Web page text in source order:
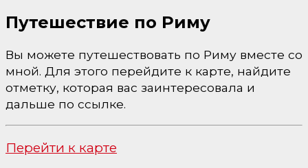
Путешествие по Риму
Вы можете путешествовать по Риму вместе со
мной. Для этого перейдите к карте, найдите
отметку, которая вас заинтересовала и
дальше по ссылке.
Перейти к карте